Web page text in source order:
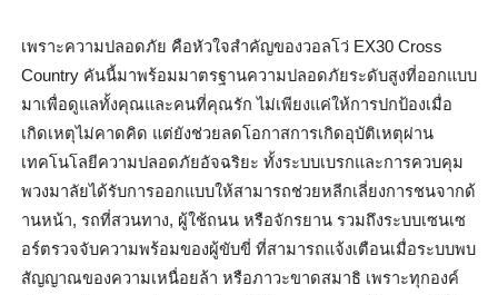
เพราะความปลอดภัย คือหัวใจสำคัญของวอลโว่EX30 Cross
Country คันนี้มาพร้อมมาตรฐานความปลอดภัยระดับสูงที่ออกแบบ
มาเพื่อดูแลทั้งคุณและคนที่คุณรัก ไม่เพียงแค่ให้การปกป้องเมื่อ
เกิดเหตุไม่คาดคิด แต่ยังช่วยลดโอกาสการเกิดอุบัติเหตุผ่าน
เทคโนโลยีความปลอดภัยอัจฉริยะ ทั้งระบบเบรกและการควบคุม
พวงมาลัยได้รับการออกแบบให้สามารถช่วยหลีกเลี่ยงการชนจากด้
านหน้า, รถที่สวนทาง, ผู้ใช้ถนน หรือจักรยาน รวมถึงระบบเซนเซ
อร์ตรวจจับความพร้อมของผู้ขับขี่ ที่สามารถแจ้งเตือนเมื่อระบบพบ
สัญญาณของความเหนื่อยล้า หรือภาวะขาดสมาธิ เพราะทุกองค์